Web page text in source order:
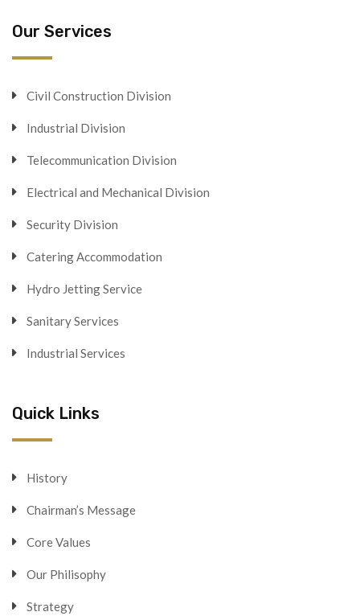
Our Services
Civil Construction Division
Industrial Division
Telecommunication Division
Electrical and Mechanical Division
Security Division
Catering Accommodation
Hydro Jetting Service
Sanitary Services
Industrial Services
Quick Links
History
Chairman’s Message
Core Values
Our Philisophy
Strategy